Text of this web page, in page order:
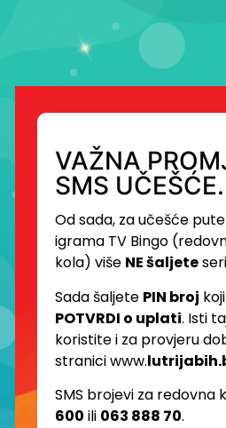
VAŽNA
SMS UČEŠĆE.
Od sada, za učešće
igrama TV Bingo
kola) više NE šaljete
Sada šaljete PIN broj
POTVRDI o uplati. Isti
koristite i za provjeru
stranici www.
SMS brojevi za redovna
600 ili 063 888 70.